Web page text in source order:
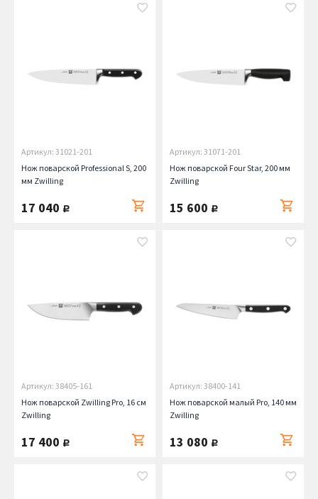
Артикул: 31021-201
Нож поварской Professional S, 200
мм Zwilling
17 040 руб.
Артикул: 31071-201
Нож поварской Four Star, 200 мм
Zwilling
15 600 руб.
Артикул: 38405-161
Нож поварской Zwilling Pro, 16 см
Zwilling
17 400 руб.
Артикул: 38400-141
Нож поварской малый Pro, 140 мм
Zwilling
13 080 руб.